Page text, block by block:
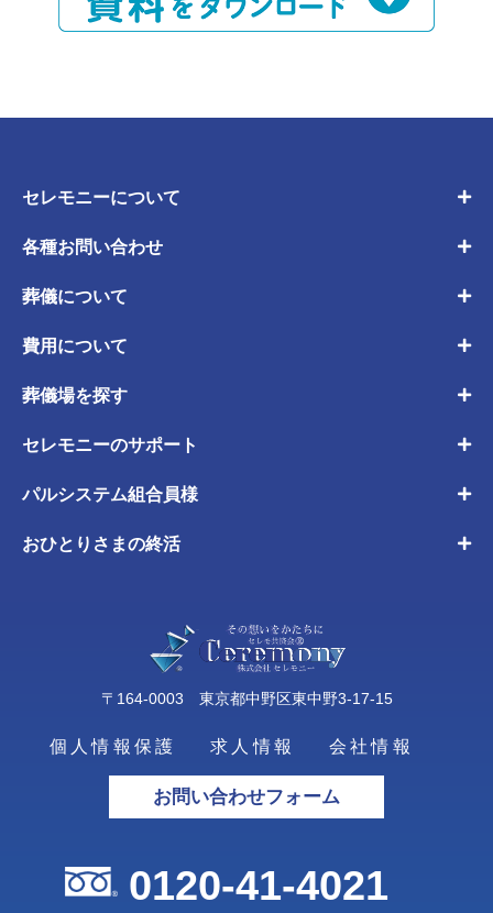
セレモニーについて
各種お問い合わせ
葬儀について
費用について
葬儀場を探す
セレモニーのサポート
パルシステム組合員様
おひとりさまの終活
〒164-0003 東京都中野区東中野3-17-15
個人情報保護 求人情報 会社情報
お問い合わせフォーム
0120-41-4021